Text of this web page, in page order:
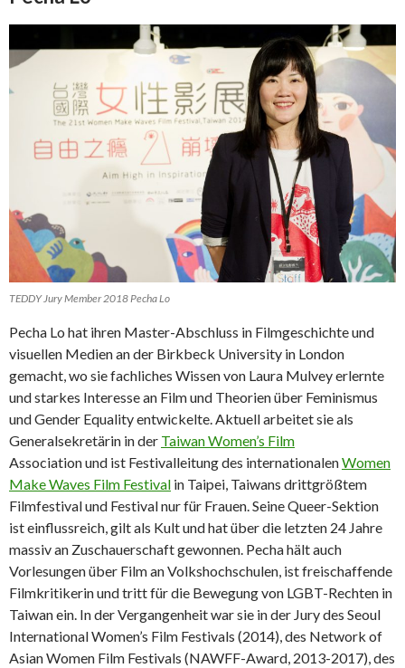
TEDDY Jury Member 2018 Pecha Lo
Pecha Lo hat ihren Master-Abschluss in Filmgeschichte und
visuellen Medien an der Birkbeck University in London
gemacht, wo sie fachliches Wissen von Laura Mulvey erlernte
und starkes Interesse an Film und Theorien über Feminismus
und Gender Equality entwickelte. Aktuell arbeitet sie als
Generalsekretärin in der Taiwan Women’s Film
Association und ist Festivalleitung des internationalenWomen
Make Waves Film Festival in Taipei, Taiwans drittgrößtem
Filmfestival und Festival nur für Frauen. Seine Queer-Sektion
ist einflussreich, gilt als Kult und hat über die letzten 24 Jahre
massiv an Zuschauerschaft gewonnen. Pecha hält auch
Vorlesungen über Film an Volkshochschulen, ist freischaffende
Filmkritikerin und tritt für die Bewegung von LGBT-Rechten in
Taiwan ein. In der Vergangenheit war sie in der Jury des Seoul
International Women’s Film Festivals (2014), des Network of
Asian Women Film Festivals (NAWFF-Award, 2013-2017), des